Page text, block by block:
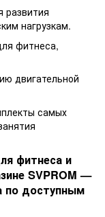
развития
нагрузкам.
фитнеса,
двигательной
самых
фитнеса и
SVPROM —
по доступным